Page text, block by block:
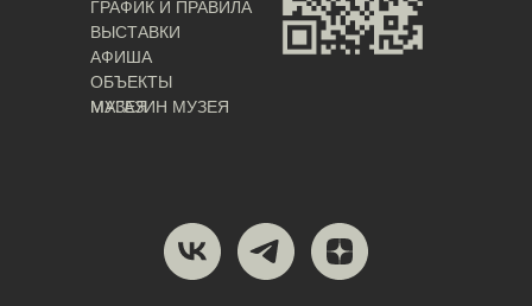
ГРАФИК И ПРАВИЛА
ВЫСТАВКИ
АФИША
ОБЪЕКТЫ
МУЗЕЯ
МАГАЗИН МУЗЕЯ